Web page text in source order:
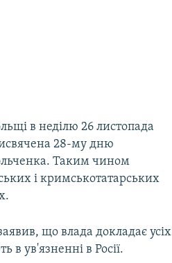
в неділю 26 листопада
28-му дню
Таким чином
і кримськотатарських
що влада докладає усіх
в ув'язненні в Росії.